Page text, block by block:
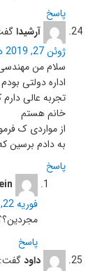
پاسخ
آرشیدا
ژوئن 27, 2019 در 3:59 ب.ظ
خانم هستم
از مواردی ک
به دادم برسین
پاسخ
فوریه 22, 2020 در 10:27 ق.ظ
پاسخ
داودگفت: